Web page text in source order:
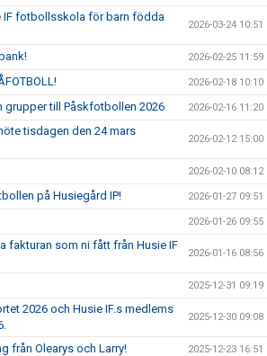
IF fotbollsskola för barn födda
2026-03-24 10:51
2026-02-25 11:59
2026-02-18 10:10
grupper till Påskfotbollen 2026 2026-02-16 11:20
tisdagen den 24 mars
2026-02-12 15:00
2026-02-10 08:12
på Husiegård IP! 2026-01-27 09:51
2026-01-26 09:55
fakturan som ni fått från Husie IF
2026-01-16 08:56
2025-12-31 09:19
2026 och Husie IF.s medlems
2025-12-30 09:08
från Olearys och Larry! 2025-12-23 16:51